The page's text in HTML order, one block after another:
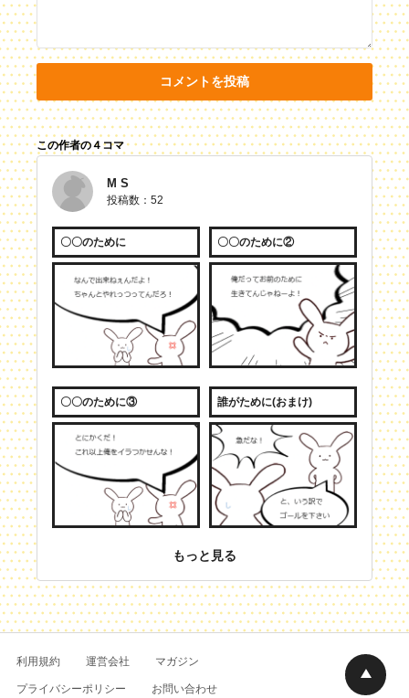
コメントを投稿
この作者の４コマ
M S
投稿数：52
〇〇のために 〇〇のために②
〇〇のために③ 誰がために(おまけ)
もっと見る
利用規約 運営会社 マガジン
プライバシーポリシー お問い合わせ